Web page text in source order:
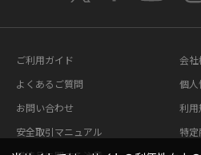
ご利用ガイド
よくあるご質問
お問い合わせ
安全取引マニュアル
会社
個人
利用
特